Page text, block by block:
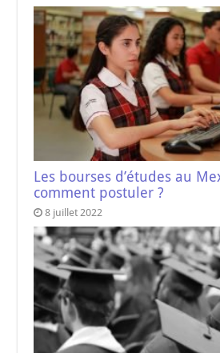
Les bourses d’études au
comment postuler ?
8 juillet 2022